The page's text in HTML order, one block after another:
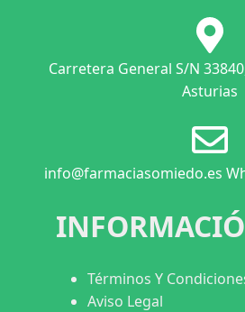
Carretera General S/N
Asturias
info@farmaciasomiedo.es
Términos Y
Aviso Legal